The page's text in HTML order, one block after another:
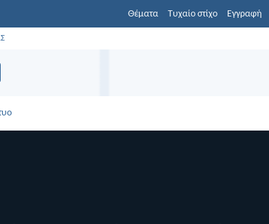
Θέματα Τυχαίο στίχο Εγγραφή